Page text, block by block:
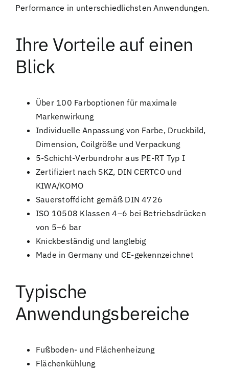
Performance in unterschiedlichsten Anwendungen.
Ihre Vorteile auf einen
Blick
Über 100 Farboptionen für maximale
Markenwirkung
Individuelle Anpassung von Farbe, Druckbild,
Dimension, Coilgröße und Verpackung
5-Schicht-Verbundrohr aus PE-RT Typ I
Zertifiziert nach SKZ, DIN CERTCO und
KIWA/KOMO
Sauerstoffdicht gemäß DIN 4726
ISO 10508 Klassen 4–6 bei Betriebsdrücken
von 5–6 bar
Knickbeständig und langlebig
Made in Germany und CE-gekennzeichnet
Typische
Anwendungsbereiche
Fußboden- und Flächenheizung
Flächenkühlung